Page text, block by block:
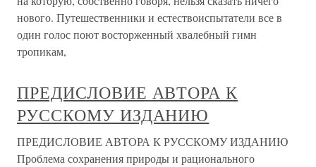
нового. Путешественники и естествоиспытатели все в
один голос поют восторженный хвалебный гимн
тропикам,
ПРЕДИСЛОВИЕ АВТОРА К
РУССКОМУ ИЗДАНИЮ
ПРЕДИСЛОВИЕ АВТОРА К РУССКОМУ ИЗДАНИЮ
Проблема сохранения природы и рационального